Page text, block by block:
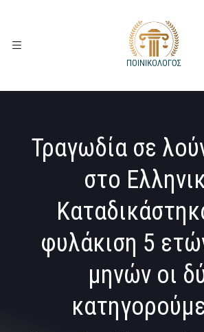
Τραγωδία σε
στο
φυλάκιση 5
μηνών οι